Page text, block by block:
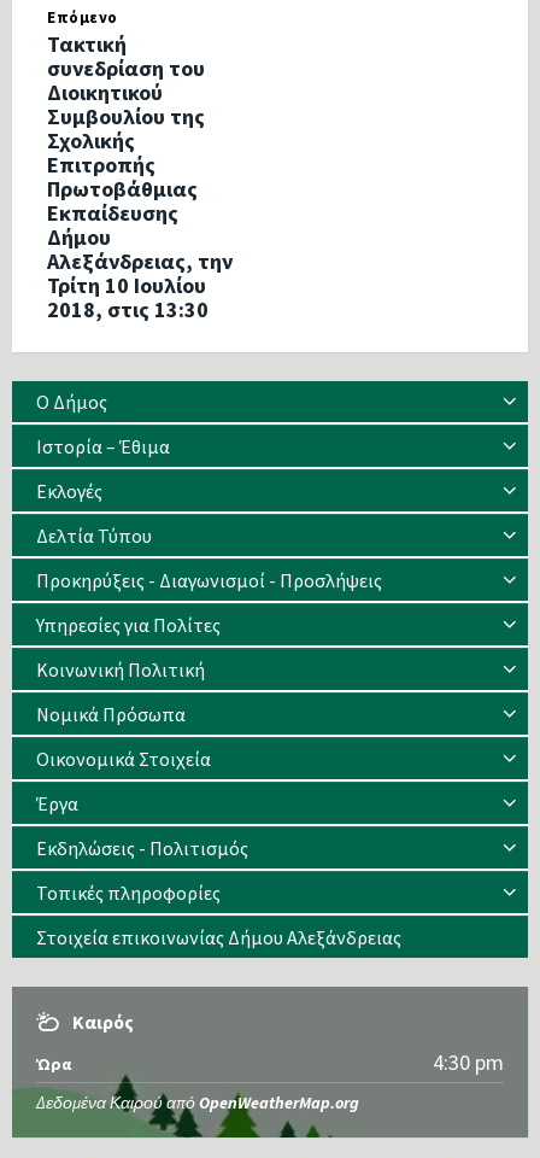
Επόμενο
Τακτική
συνεδρίαση του
Διοικητικού
Συμβουλίου της
Σχολικής
Επιτροπής
Πρωτοβάθμιας
Εκπαίδευσης
Δήμου
Αλεξάνδρειας, την
Τρίτη 10 Ιουλίου
2018, στις 13:30
Ο Δήμος
Ιστορία – Έθιμα
Eκλογές
Δελτία Τύπου
Προκηρύξεις - Διαγωνισμοί - Προσλήψεις
Υπηρεσίες για Πολίτες
Κοινωνική Πολιτική
Νομικά Πρόσωπα
Οικονομικά Στοιχεία
Έργα
Εκδηλώσεις - Πολιτισμός
Τοπικές πληροφορίες
Στοιχεία επικοινωνίας Δήμου Αλεξάνδρειας
Καιρός
Ώρα 4:30 pm
Δεδομένα Καιρού από OpenWeatherMap.org